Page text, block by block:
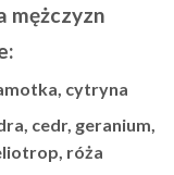
mężczyzn
cytryna
cedr, geranium,
róża